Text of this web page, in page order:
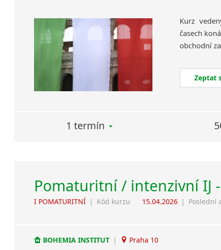
Kurz
časech
Zeptat
1 termín
Pomaturitní / intenzivní IJ
I POMATURITNÍ | Kód kurzu 15.04.2026 | Poslední
BOHEMIA INSTITUT | Praha 10